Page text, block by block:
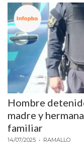
PUBLICITÁ
EN
NORTE
HOY
HORA
CLAVE
PERGAMINO
NOTICIAS
ROJAS
VIRTUAL
NOTICIAS
Hombre
madre y
familiar
14/07/2025 • RAMALLO